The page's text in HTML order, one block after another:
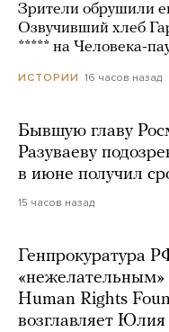
Зрители обрушили
Озвучивший хлеб
***** на Человека-
ИСТОРИИ 16 часов назад
Бывшую главу
Разуваеву
в июне получил
15 часов назад
Генпрокуратура
Human Rights
возглавляет